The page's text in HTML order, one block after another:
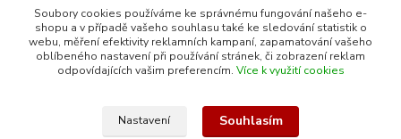
+420 608 400 554
(Po-Pá, 8-15 hod.)
ekohas@ekohas.cz
Soubory cookies používáme ke správnému fungování našeho e-
shopu a v případě vašeho souhlasu také ke sledování statistik o
webu, měření efektivity reklamních kampaní, zapamatování vašeho
oblíbeného nastavení při používání stránek, či zobrazení reklam
odpovídajících vašim preferencím. Více k využití cookies
Nastavení Souhlasím